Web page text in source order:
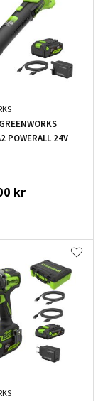
POWERALL 24V
kr